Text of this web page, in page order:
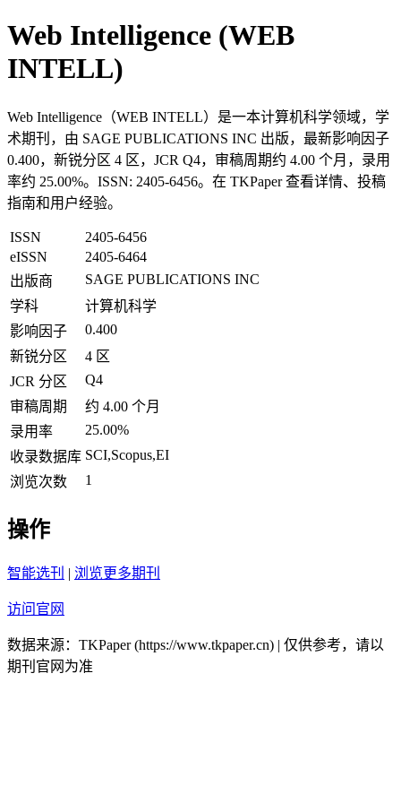
Web Intelligence (WEB
INTELL)
Web Intelligence（WEB INTELL）是一本计算机科学领域，学
术期刊，由 SAGE PUBLICATIONS INC 出版，最新影响因子
0.400，新锐分区 4 区，JCR Q4，审稿周期约 4.00 个月，录用
率约 25.00%。ISSN: 2405-6456。在 TKPaper 查看详情、投稿
指南和用户经验。
ISSN
2405-6456
eISSN
2405-6464
出版商
SAGE PUBLICATIONS INC
学科
计算机科学
影响因子
0.400
新锐分区
4 区
JCR 分区
Q4
审稿周期
约 4.00 个月
录用率
25.00%
收录数据库 SCI,Scopus,EI
浏览次数
1
操作
智能选刊 | 浏览更多期刊
访问官网
数据来源：TKPaper (https://www.tkpaper.cn) | 仅供参考，请以
期刊官网为准